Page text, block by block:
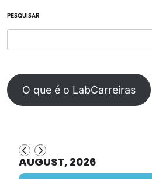
PESQUISAR
O que é o LabCarreiras
AUGUST, 2026